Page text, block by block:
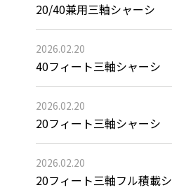
20/40兼用三軸シャーシ
2026.02.20
40フィート三軸シャーシ
2026.02.20
20フィート三軸シャーシ
2026.02.20
20フィート三軸フル積載